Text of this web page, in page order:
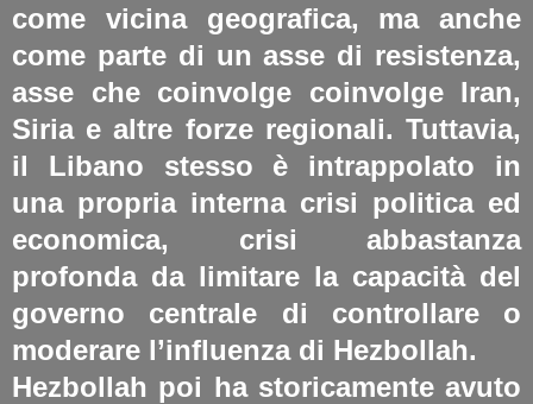
come vicina geografica, ma anche
come parte di un asse di resistenza,
asse che coinvolge coinvolge Iran,
Siria e altre forze regionali. Tuttavia,
il Libano stesso è intrappolato in
una propria interna crisi politica ed
economica, crisi abbastanza
profonda da limitare la capacità del
governo centrale di controllare o
moderare l’influenza di Hezbollah.
Hezbollah poi ha storicamente avuto